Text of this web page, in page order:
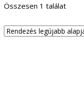
Összesen 1 találat